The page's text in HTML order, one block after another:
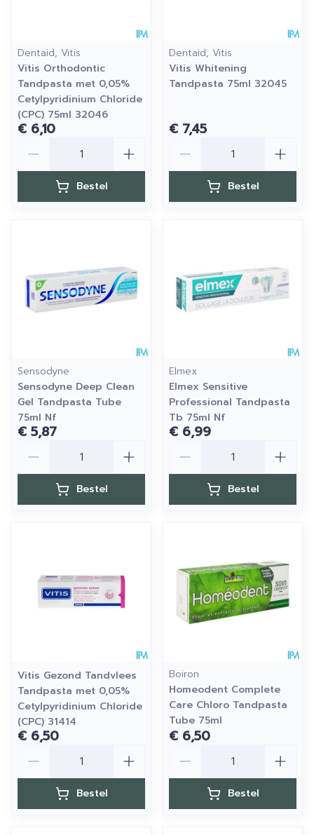
Dentaid, Vitis
Vitis Orthodontic
Tandpasta met 0,05%
Cetylpyridinium Chloride
(CPC) 75ml 32046
€ 6,10
Bestel
Dentaid, Vitis
Vitis Whitening
Tandpasta 75ml 32045
€ 7,45
Bestel
Sensodyne
Sensodyne Deep Clean
Gel Tandpasta Tube
75ml Nf
€ 5,87
Bestel
Elmex
Elmex Sensitive
Professional Tandpasta
Tb 75ml Nf
€ 6,99
Bestel
Vitis Gezond Tandvlees
Tandpasta met 0,05%
Cetylpyridinium Chloride
(CPC) 31414
€ 6,50
Bestel
Boiron
Homeodent Complete
Care Chloro Tandpasta
Tube 75ml
€ 6,50
Bestel